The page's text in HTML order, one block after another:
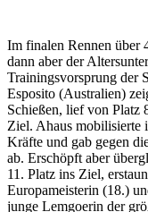
Im finalen Rennen über
dann aber der
Trainingsvorsprung der
Esposito (Australien)
Schießen, lief von Platz
Ziel. Ahaus mobilisierte
Kräfte und gab gegen
ab. Erschöpft aber
11. Platz ins Ziel,
Europameisterin (18.)
junge Lemgoerin der